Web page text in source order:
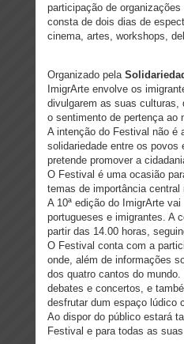
participação de
consta de dois dias de
cinema, artes, workshops,
Organizado pela
ImigrArte envolve os
divulgarem as suas culturas,
o sentimento de pertença ao
A intenção do Festival não é
solidariedade entre os
pretende promover a
O Festival é uma ocasião
temas de importância
A 10ª edição do ImigrArte
portugueses e imigrantes. A
partir das 14.00 horas,
O Festival conta com a
onde, além de informações
dos quatro cantos do
debates e concertos, e
desfrutar dum espaço lúdico
Ao dispor do público estará
Festival e para todas as